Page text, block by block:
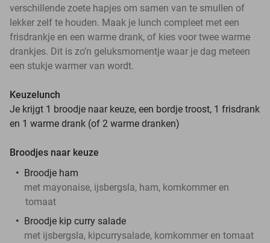
verschillende zoete hapjes om samen van te smullen of
lekker zelf te houden. Maak je lunch compleet met een
frisdrankje en een warme drank, of kies voor twee warme
drankjes. Dit is zo’n geluksmomentje waar je dag meteen
een stukje warmer van wordt.
Keuzelunch
Je krijgt 1 broodje naar keuze, een bordje troost, 1 frisdrank
en 1 warme drank (of 2 warme dranken)
Broodjes naar keuze
Broodje ham
met mayonaise, ijsbergsla, ham, komkommer en
tomaat
Broodje kip curry salade
met ijsbergsla, kipcurrysalade, komkommer en tomaat